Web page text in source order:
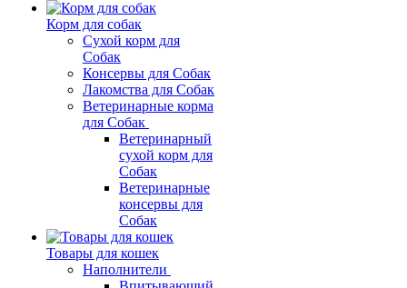
Корм для собак
Сухой корм для
Собак
Консервы для Собак
Лакомства для Собак
Ветеринарные корма
для Собак
Ветеринарный
сухой корм для
Собак
Ветеринарные
консервы для
Собак
Товары для кошек
Наполнители